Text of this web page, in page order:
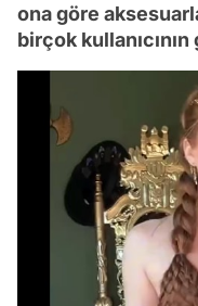
ona göre
birçok